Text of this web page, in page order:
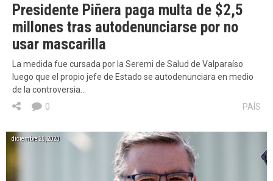
Presidente Piñera paga multa de $2,5
millones tras autodenunciarse por no
usar mascarilla
La medida fue cursada por la Seremi de Salud de Valparaíso
luego que el propio jefe de Estado se autodenunciara en medio
de la controversia…
PAÍS
0
diciembre 20, 2020